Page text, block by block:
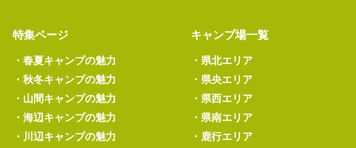
特集ページ
・ 春夏キャンプの魅力
・ 秋冬キャンプの魅力
・ 山間キャンプの魅力
・ 海辺キャンプの魅力
・ 川辺キャンプの魅力
キャンプ場一覧
・ 県北エリア
・ 県央エリア
・ 県西エリア
・ 県南エリア
・ 鹿行エリア